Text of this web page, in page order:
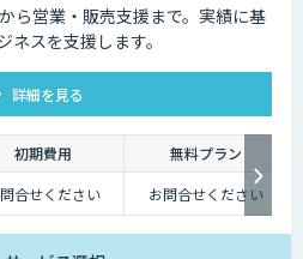
ら営業・販売支援まで。実績に基
スを支援します。
詳細を見る
初期費用
無料プラン
合せください お問合せください